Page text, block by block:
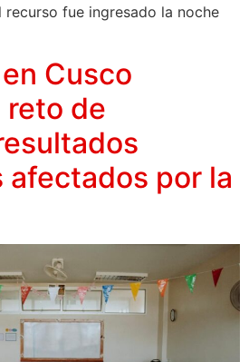
recurso fue ingresado la noche
Cusco
de
afectados por la